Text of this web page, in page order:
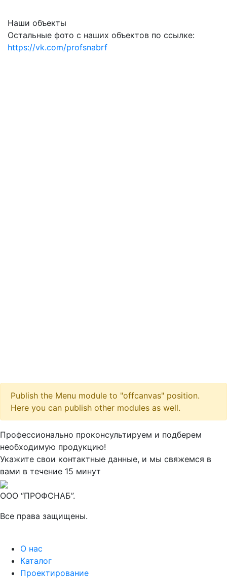
Наши объекты
Остальные фото с наших объектов по ссылке:
https://vk.com/profsnabrf
Publish the Menu module to "offcanvas" position.
Here you can publish other modules as well.
М ● консультант ПРОФСНАБ
Профессионально проконсультируем и подберем
необходимую продукцию!
Укажите свои контактные данные, и мы свяжемся в
вами в течение 15 минут
ООО “ПРОФСНАБ”.
Все права защищены.
О нас
Каталог
Проектирование